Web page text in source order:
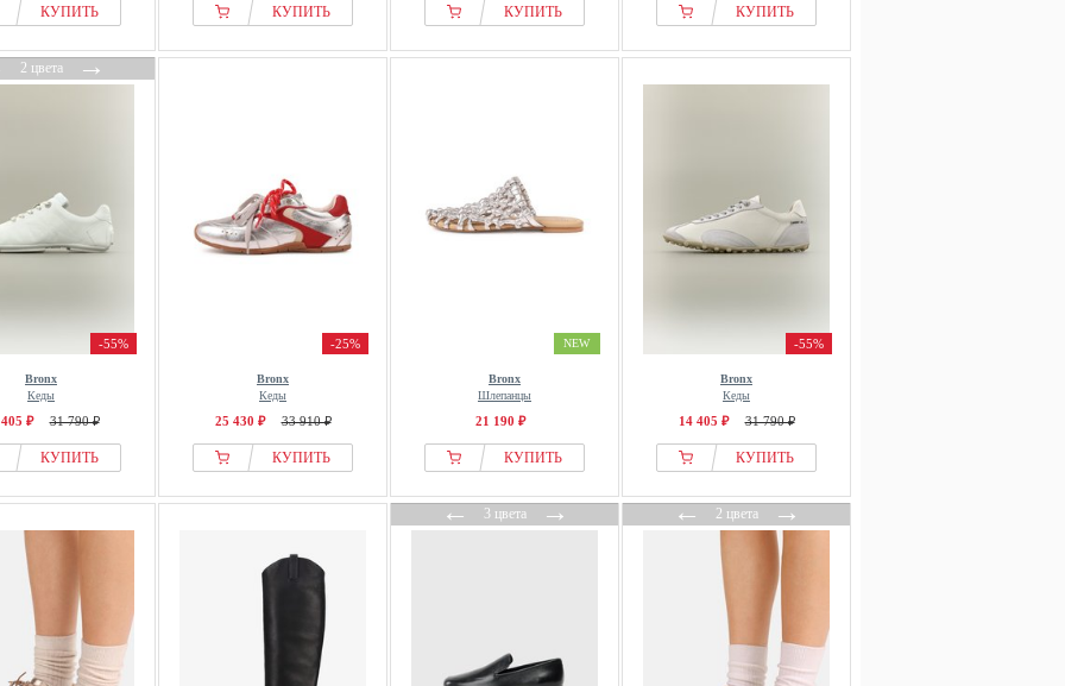
КУПИТЬ КУПИТЬ КУПИТЬ КУПИТЬ
2 цвета→
-55%
Bronx
Кеды
₽ 31 790 ₽
КУПИТЬ
-25%
Bronx
Кеды
25 430 ₽ 33 910 ₽
КУПИТЬ
NEW
Bronx
Шлепанцы
21 190 ₽
КУПИТЬ
-55%
Bronx
Кеды
14 405 ₽ 31 790 ₽
КУПИТЬ
←3 цвета→ ←2 цвета→